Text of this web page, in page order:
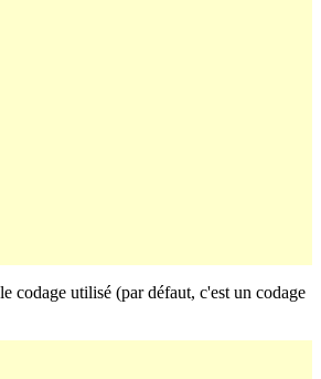
codage utilisé (par défaut, c'est un codage